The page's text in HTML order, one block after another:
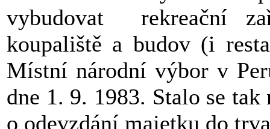
vybudovat rekreační
koupaliště a budov (i
Místní národní výbor v
dne 1. 9. 1983. Stalo se
o odevzdání majetku do